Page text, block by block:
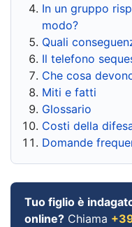
In un gruppo
modo?
Quali
Il telefono
Che cosa
Miti e fatti
Glossario
Costi della
Domande
Tuo figlio è
online? Chiama